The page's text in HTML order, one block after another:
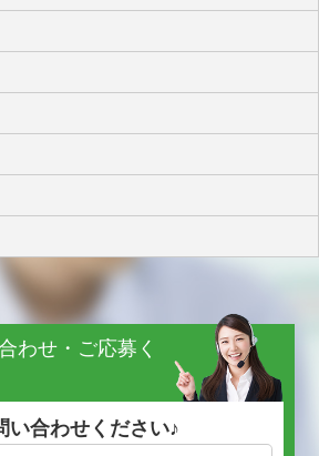
わせ・ご応募く
い合わせください♪